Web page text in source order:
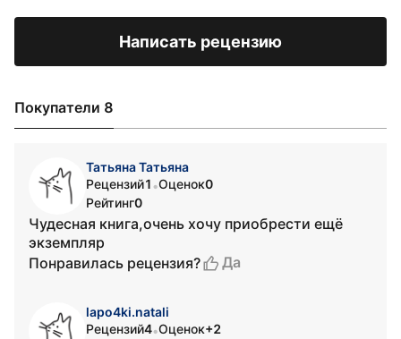
Написать рецензию
Покупатели 8
Татьяна Татьяна
Рецензий1 •Оценок0
Рейтинг0
Чудесная книга,очень хочу приобрести ещё
экземпляр
Понравилась рецензия?
Да
lapo4ki.natali
Рецензий4•Оценок+2